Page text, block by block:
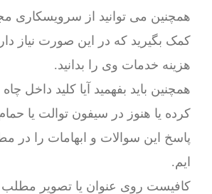
همچنین می توانید از سرویسکاری
کمک بگیرید که در این صورت نیاز
هزینه خدمات وی را بدانید.
همچنین باید بفهمید آیا کلید داخل
کرده یا هنوز در سیفون توالت یا
پاسخ این سوالات و ابهامات را در
ایم.
کافیست روی عنوان یا تصویر مطلب